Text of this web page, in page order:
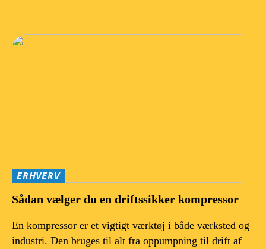
ERHVERV
Sådan vælger du en driftssikker kompressor
En kompressor er et vigtigt værktøj i både værksted og
industri. Den bruges til alt fra oppumpning til drift af